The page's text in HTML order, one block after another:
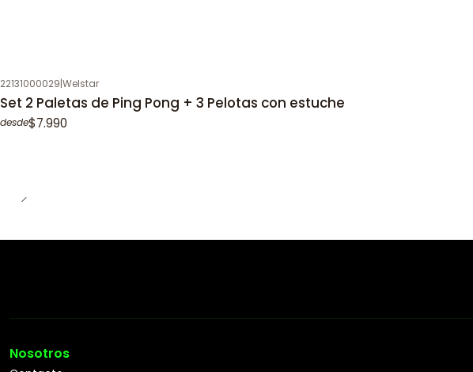
22131000029|Welstar
Set 2 Paletas de Ping Pong + 3 Pelotas con estuche
desde$7.990
Nosotros